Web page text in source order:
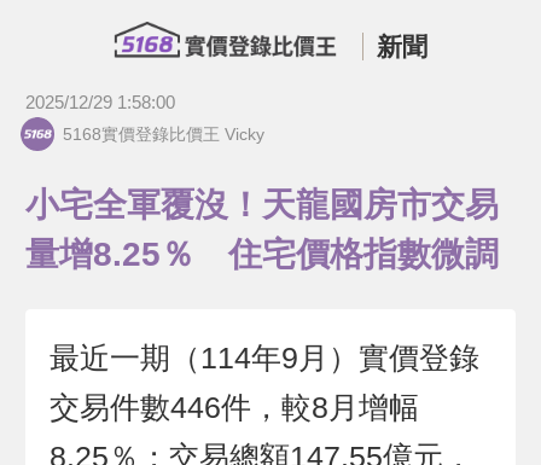
新聞
2025/12/29 1:58:00
5168實價登錄比價王 Vicky
小宅全軍覆沒！天龍國房市交易
量增8.25％ 住宅價格指數微調
最近一期（114年9月）實價登錄
交易件數446件，較8月增幅
8.25％；交易總額147.55億元，